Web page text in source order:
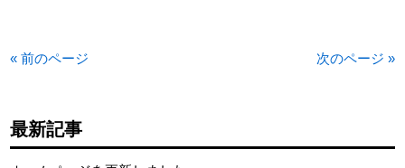
« 前のページ 次のページ »
最新記事